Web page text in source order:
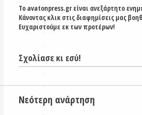
Το avatonpress.gr είναι ανεξάρτητο
Κάνοντας κλικ στις διαφημίσεις μας
Ευχαριστούμε εκ των προτέρων!
Σχολίασε κι εσύ!
Νεότερη ανάρτηση